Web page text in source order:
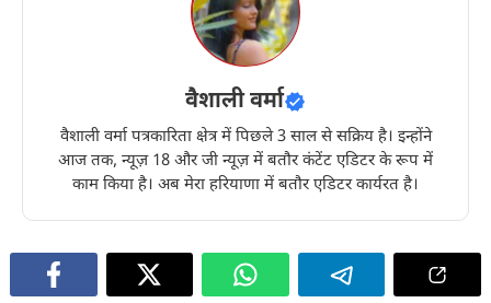
वैशाली वर्मा
वैशाली वर्मा पत्रकारिता क्षेत्र में पिछले 3 साल से सक्रिय है। इन्होंने
आज तक, न्यूज़ 18 और जी न्यूज़ में बतौर कंटेंट एडिटर के रूप में
काम किया है। अब मेरा हरियाणा में बतौर एडिटर कार्यरत है।